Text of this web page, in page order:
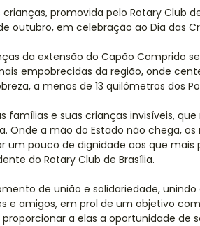
promovida pelo Rotary Club
outubro, em celebração ao Dia das
da extensão do Capão Comprido
empobrecidas da região, onde
a menos de 13 quilômetros dos
famílias e suas crianças invisíveis,
Onde a mão do Estado não chega,
um pouco de dignidade aos que mais
do Rotary Club de Brasília.
de união e solidariedade,
e amigos, em prol de um objetivo
a elas a oportunidade de